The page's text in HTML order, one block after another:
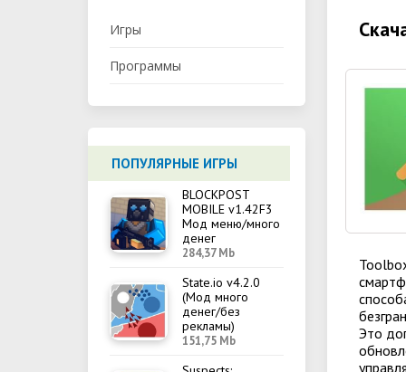
Игры
Программы
ПОПУЛЯРНЫЕ ИГРЫ
BLOCKPOST
MOBILE v1.42F3
Мод меню/много
денег
284,37 Mb
State.io v4.2.0
(Мод много
денег/без
рекламы)
151,75 Mb
Это